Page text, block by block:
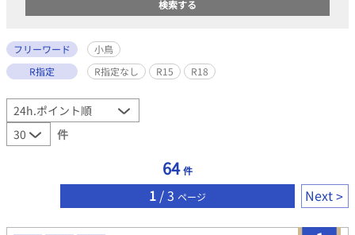
フリーワード
小鳥
R指定
R指定なし R15 R18
件
64 件
1 / 3 ページ Next